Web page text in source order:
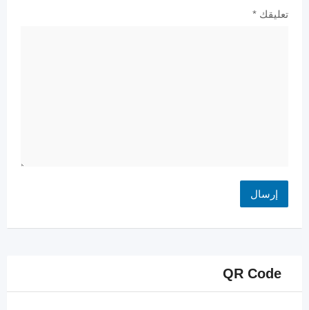
تعليقك *
QR Code